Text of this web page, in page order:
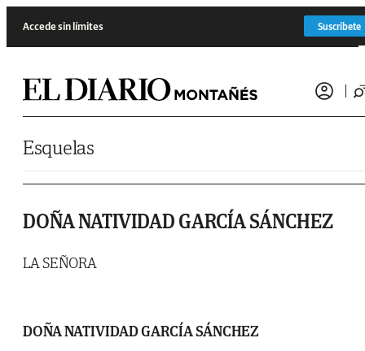
Accede sin límites Suscríbete
Esquelas
DOÑA NATIVIDAD GARCÍA SÁNCHEZ
LA SEÑORA
DOÑA NATIVIDAD GARCÍA SÁNCHEZ